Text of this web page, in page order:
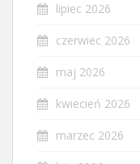
lipiec 2026
czerwiec 2026
maj 2026
kwiecień 2026
marzec 2026